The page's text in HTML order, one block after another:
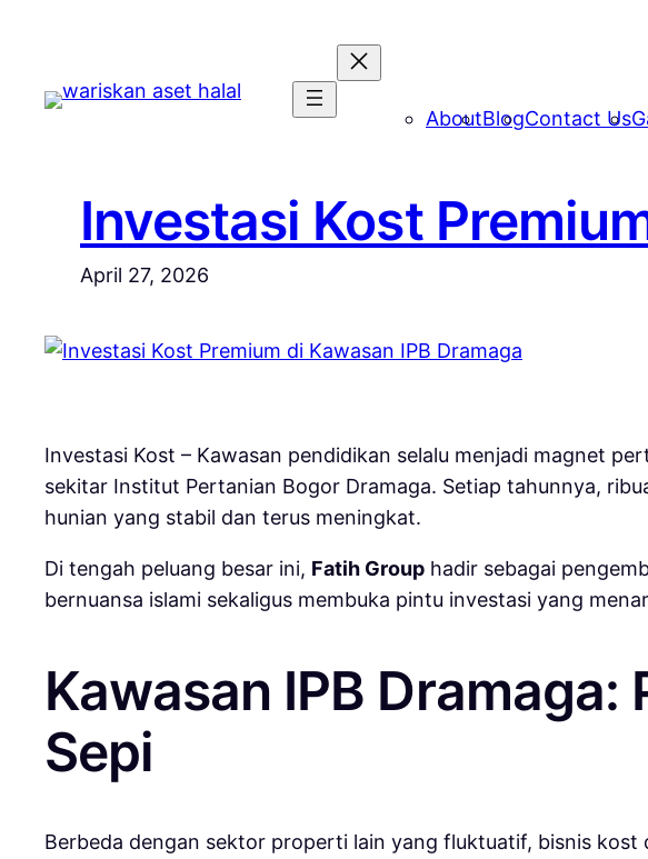
content
AboutBlogContact Us
Investasi Kost
April 27, 2026
Investasi Kost – Kawasan pendidikan selalu menjadi magnet
sekitar Institut Pertanian Bogor Dramaga. Setiap tahunnya,
hunian yang stabil dan terus meningkat.
Di tengah peluang besar ini, Fatih Group hadir sebagai
bernuansa islami sekaligus membuka pintu investasi yang
Kawasan IPB
Sepi
Berbeda dengan sektor properti lain yang fluktuatif, bisnis